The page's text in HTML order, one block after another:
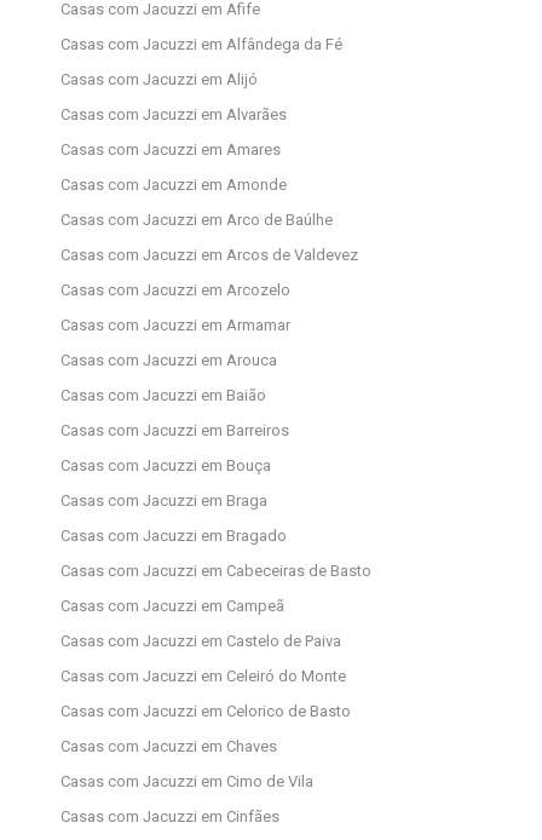
Casas com Jacuzzi em Afife
Casas com Jacuzzi em Alfândega da Fé
Casas com Jacuzzi em Alijó
Casas com Jacuzzi em Alvarães
Casas com Jacuzzi em Amares
Casas com Jacuzzi em Amonde
Casas com Jacuzzi em Arco de Baúlhe
Casas com Jacuzzi em Arcos de Valdevez
Casas com Jacuzzi em Arcozelo
Casas com Jacuzzi em Armamar
Casas com Jacuzzi em Arouca
Casas com Jacuzzi em Baião
Casas com Jacuzzi em Barreiros
Casas com Jacuzzi em Bouça
Casas com Jacuzzi em Braga
Casas com Jacuzzi em Bragado
Casas com Jacuzzi em Cabeceiras de Basto
Casas com Jacuzzi em Campeã
Casas com Jacuzzi em Castelo de Paiva
Casas com Jacuzzi em Celeiró do Monte
Casas com Jacuzzi em Celorico de Basto
Casas com Jacuzzi em Chaves
Casas com Jacuzzi em Cimo de Vila
Casas com Jacuzzi em Cinfães